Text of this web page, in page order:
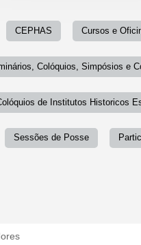
CEPHAS Cursos e
Colóquios, Simpósios e
de Institutos Historicos
Sessões de Posse